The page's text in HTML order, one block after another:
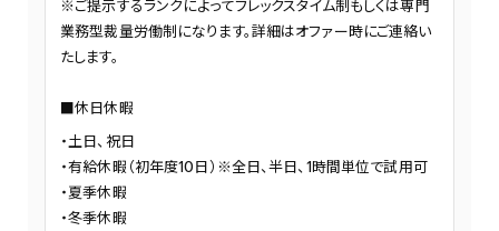
※ご提示するランクによってフレックスタイム制もしくは専門
業務型裁量労働制になります。詳細はオファー時にご連絡い
たします。
■休日休暇
土日、祝日
有給休暇（初年度10日）※全日、半日、1時間単位で試用可
夏季休暇
冬季休暇